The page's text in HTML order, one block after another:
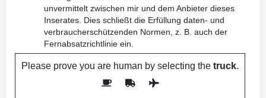
unvermittelt zwischen mir und dem Anbieter dieses
Inserates. Dies schließt die Erfüllung daten- und
verbraucherschützenden Normen, z. B. auch der
Fernabsatzrichtlinie ein.
Please prove you are human by selecting the truck.